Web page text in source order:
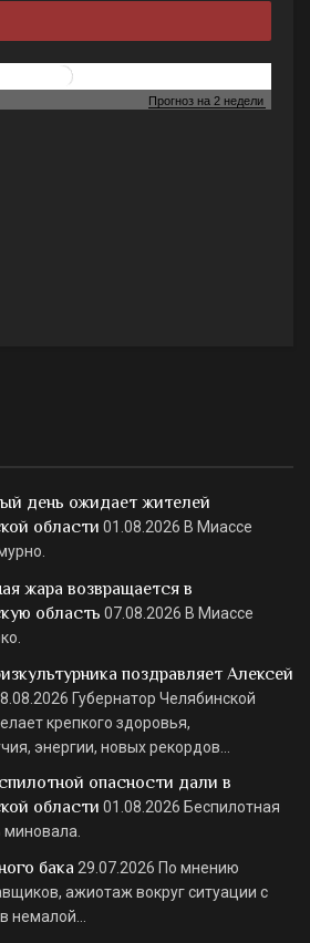
день ожидает жителей
области 01.08.2026 В Миассе
жара возвращается в
область 07.08.2026 В Миассе
поздравляет Алексей
Губернатор Челябинской
крепкого здоровья,
энергии, новых рекордов…
опасности дали в
области 01.08.2026 Беспилотная
миновала.
бака 29.07.2026 По мнению
ажиотаж вокруг ситуации с
немалой…